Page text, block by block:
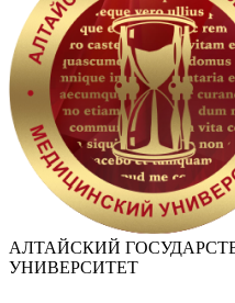
АЛТАЙСКИЙ
УНИВЕРСИТЕТ